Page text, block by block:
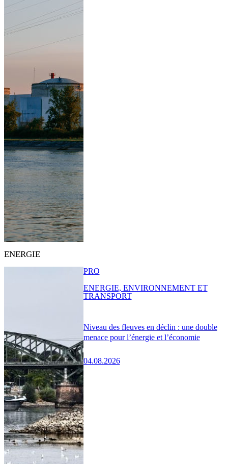
ENERGIE
Niveau des fleuves en déclin : une double
menace pour l’énergie et l’économie
04.08.2026
PRO
ENERGIE, ENVIRONNEMENT ET
TRANSPORT